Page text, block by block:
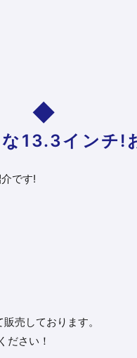
13.3インチ!
です!
販売しております。
ださい！